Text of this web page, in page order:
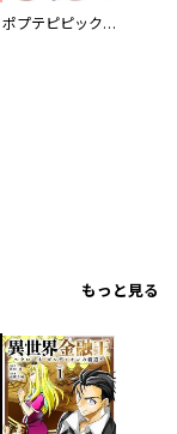
ポプテピピック SEASON EIGHT
もっと見る